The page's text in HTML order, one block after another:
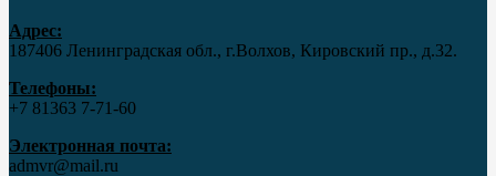
Адрес:
187406 Ленинградская обл., г.Волхов, Кировский пр., д.32.
Телефоны:
+7 81363 7‑71-60
Электронная почта:
admvr@mail.ru